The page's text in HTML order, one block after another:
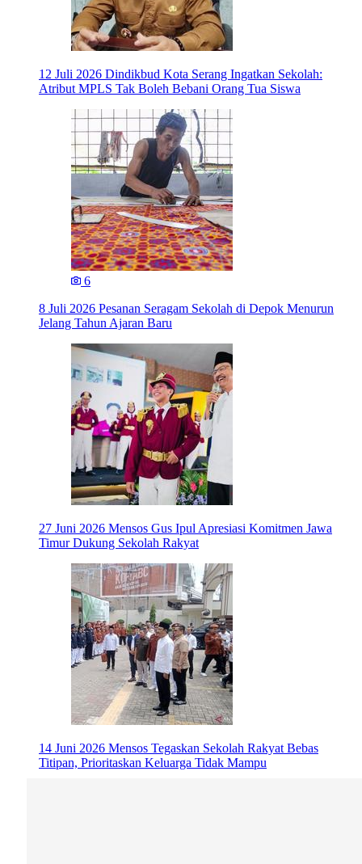
12 Juli 2026 Dindikbud Kota Serang Ingatkan Sekolah:
Atribut MPLS Tak Boleh Bebani Orang Tua Siswa
6
8 Juli 2026 Pesanan Seragam Sekolah di Depok Menurun
Jelang Tahun Ajaran Baru
27 Juni 2026 Mensos Gus Ipul Apresiasi Komitmen Jawa
Timur Dukung Sekolah Rakyat
14 Juni 2026 Mensos Tegaskan Sekolah Rakyat Bebas
Titipan, Prioritaskan Keluarga Tidak Mampu